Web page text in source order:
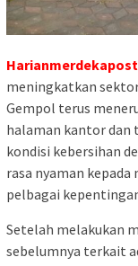
meningkatkan
Gempol terus
halaman kantor dan
kondisi kebersihan
rasa nyaman
pelbagai
Setelah melakukan
sebelumnya terkait